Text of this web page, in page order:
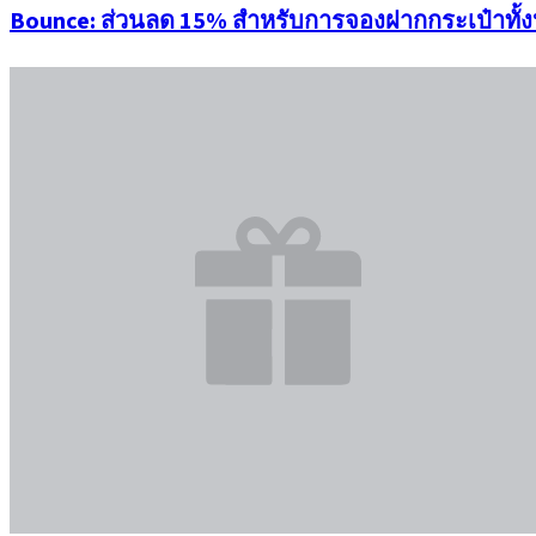
Bounce: ส่วนลด 15% สำหรับการจองฝากกระเป๋าทั้